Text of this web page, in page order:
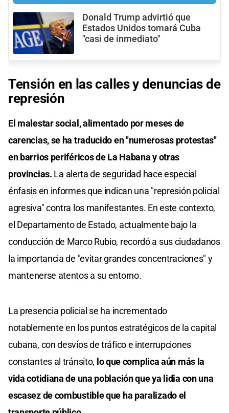
Donald Trump advirtió que
Estados Unidos tomará Cuba
"casi de inmediato"
Tensión en las calles y denuncias de
represión
El malestar social, alimentado por meses de
carencias, se ha traducido en "numerosas protestas"
en barrios periféricos de La Habana y otras
provincias. La alerta de seguridad hace especial
énfasis en informes que indican una "represión policial
agresiva" contra los manifestantes. En este contexto,
el Departamento de Estado, actualmente bajo la
conducción de Marco Rubio, recordó a sus ciudadanos
la importancia de "evitar grandes concentraciones" y
mantenerse atentos a su entorno.
La presencia policial se ha incrementado
notablemente en los puntos estratégicos de la capital
cubana, con desvíos de tráfico e interrupciones
constantes al tránsito, lo que complica aún más la
vida cotidiana de una población que ya lidia con una
escasez de combustible que ha paralizado el